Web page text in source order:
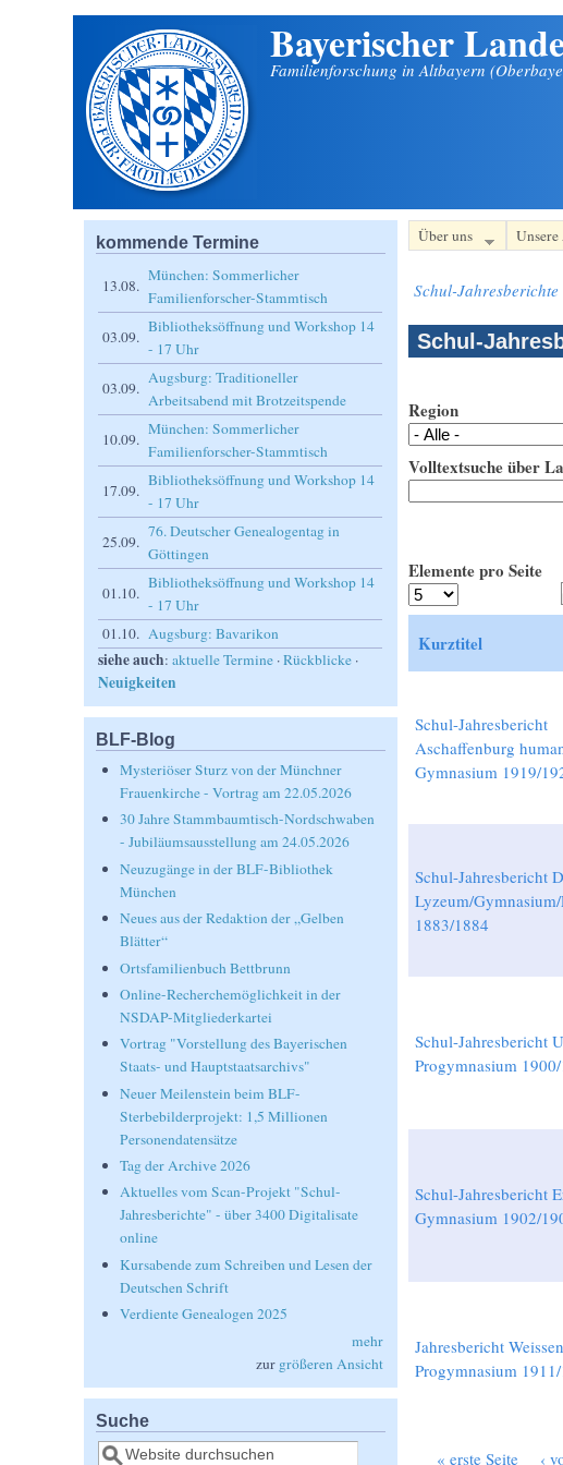
Bayerischer
Familienforschung in Altbayern
Über uns
Schul-Jahresberichte
Schul-
Region
Volltextsuche über
Elemente pro Seite
Kurztitel
Schul-Jahresbericht
Aschaffenburg
Gymnasium 1919/
Schul-Jahresbericht
Lyzeum/
1883/1884
Schul-Jahresbericht
Progymnasium 1900/
Schul-Jahresbericht
Gymnasium 1902/
Jahresbericht
Progymnasium
« erste Seite ‹
kommende Termine
13.08.
München: Sommerlicher
Familienforscher-Stammtisch
03.09.
Bibliotheksöffnung und Workshop 14
- 17 Uhr
03.09.
Augsburg: Traditioneller
Arbeitsabend mit Brotzeitspende
10.09.
München: Sommerlicher
Familienforscher-Stammtisch
17.09.
Bibliotheksöffnung und Workshop 14
- 17 Uhr
25.09.
76. Deutscher Genealogentag in
Göttingen
01.10.
Bibliotheksöffnung und Workshop 14
- 17 Uhr
01.10. Augsburg: Bavarikon
siehe auch:aktuelle Termine ·Rückblicke ·
Neuigkeiten
BLF-Blog
Mysteriöser Sturz von der Münchner
Frauenkirche - Vortrag am 22.05.2026
30 Jahre Stammbaumtisch-Nordschwaben
- Jubiläumsausstellung am 24.05.2026
Neuzugänge in der BLF-Bibliothek
München
Neues aus der Redaktion der „Gelben
Blätter“
Ortsfamilienbuch Bettbrunn
Online-Recherchemöglichkeit in der
NSDAP-Mitgliederkartei
Vortrag "Vorstellung des Bayerischen
Staats- und Hauptstaatsarchivs"
Neuer Meilenstein beim BLF-
Sterbebilderprojekt: 1,5 Millionen
Personendatensätze
Tag der Archive 2026
Aktuelles vom Scan-Projekt "Schul-
Jahresberichte" - über 3400 Digitalisate
online
Kursabende zum Schreiben und Lesen der
Deutschen Schrift
Verdiente Genealogen 2025
mehr
zur größeren Ansicht
Suche
Suche